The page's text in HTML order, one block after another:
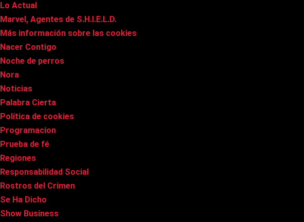
Lo Actual
Marvel, Agentes de S.H.I.E.L.D.
Más información sobre las cookies
Nacer Contigo
Noche de perros
Nora
Noticias
Palabra Cierta
Política de cookies
Programacion
Prueba de fé
Regiones
Responsabilidad Social
Rostros del Crimen
Se Ha Dicho
Show Business